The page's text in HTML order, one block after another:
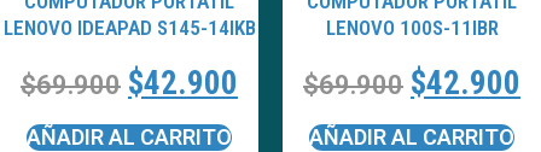
LENOVO IDEAPAD S145-14IKB
$69.900 $42.900
AÑADIR AL CARRITO
LENOVO 100S-11IBR
$69.900 $42.900
AÑADIR AL CARRITO